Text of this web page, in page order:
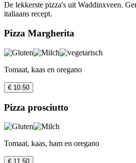
De lekkerste pizza's uit Waddinxveen.
italiaans recept.
Pizza Margherita
Tomaat, kaas en oregano
€ 10.50
Pizza prosciutto
Tomaat, kaas, ham en oregano
€ 11.50